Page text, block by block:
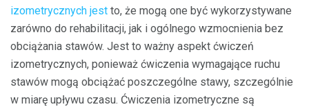
izometrycznych jest to, że mogą one być wykorzystywane
zarówno do rehabilitacji, jak i ogólnego wzmocnienia bez
obciążania stawów. Jest to ważny aspekt ćwiczeń
izometrycznych, ponieważ ćwiczenia wymagające ruchu
stawów mogą obciążać poszczególne stawy, szczególnie
w miarę upływu czasu. Ćwiczenia izometryczne są